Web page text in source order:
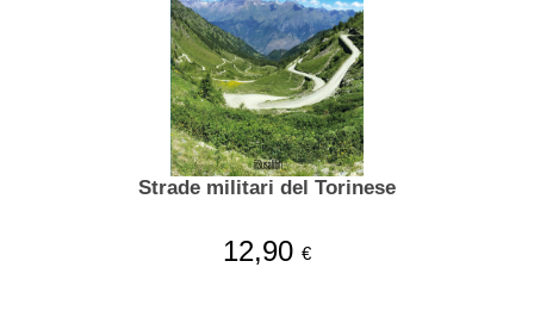
Strade militari del Torinese
12,90 €